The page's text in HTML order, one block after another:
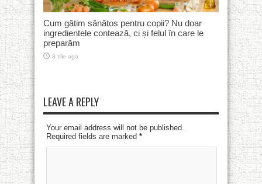
Cum gătim sănătos pentru copii? Nu doar
ingredientele contează, ci și felul în care le
preparăm
8 zile ago
LEAVE A REPLY
Your email address will not be published.
Required fields are marked *